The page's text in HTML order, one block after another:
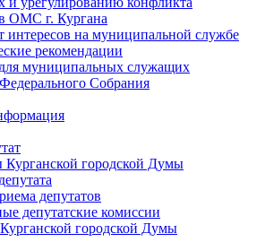
ОМС г. Кургана
интересов на муниципальной службе
рекомендации
муниципальных служащих
Cобрания
Курганской городской Думы
депутатов
депутатские комиссии
городской Думы